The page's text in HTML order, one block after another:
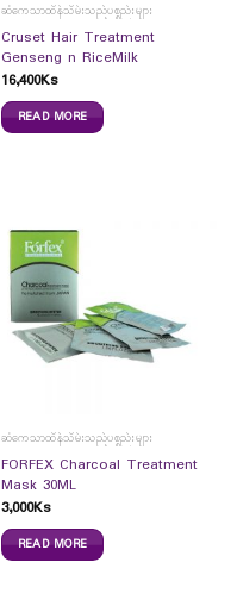
ဆံကေသာထိန်သိမ်းသည့်ပစ္စည်းများ
Cruset Hair Treatment
Genseng n RiceMilk
16,400Ks
READ MORE
ဆံကေသာထိန်သိမ်းသည့်ပစ္စည်းများ
FORFEX Charcoal Treatment
Mask 30ML
3,000Ks
READ MORE